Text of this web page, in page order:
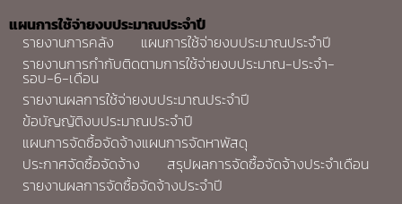
แผนการใช้จ่ายงบประมาณประจำปี
รายงานการคลัง
แผนการใช้จ่ายงบประมาณประจำปี
รายงานการกำกับติดตามการใช้จ่ายงบประมาณ-ประจำ-
รอบ-6-เดือน
รายงานผลการใช้จ่ายงบประมาณประจำปี
ข้อบัญญัติงบประมาณประจำปี
แผนการจัดซื้อจัดจ้างแผนการจัดหาพัสดุ
ประกาศจัดซื้อจัดจ้าง
สรุปผลการจัดซื้อจัดจ้างประจำเดือน
รายงานผลการจัดซื้อจัดจ้างประจำปี